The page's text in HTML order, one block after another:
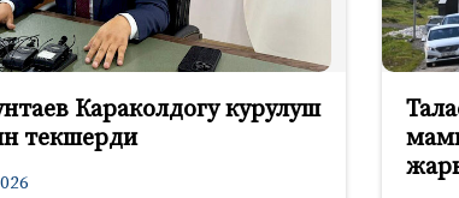
Караколдогу курулуш
текшерди